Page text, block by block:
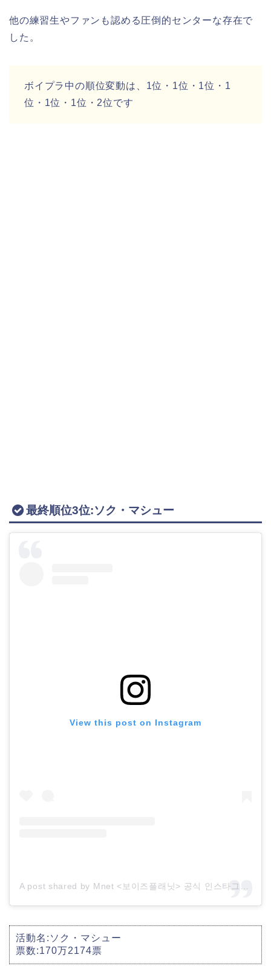
他の練習生やファンも認める圧倒的センターな存在で
した。
ボイプラ中の順位変動は、1位・1位・1位・1
位・1位・1位・2位です
最終順位3位:ソク・マシュー
View this post on Instagram
A post shared by Mnet <보이즈플래닛> 공식 인스타그램 (@boysplanet.official)
活動名:ソク・マシュー
票数:170万2174票